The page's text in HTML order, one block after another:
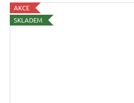
AKCE
SKLADEM